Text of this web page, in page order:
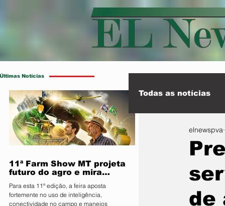
Últimas Notícias
11ª Farm Show MT projeta
futuro do agro e mira
sociedade
Para esta 11ª edição, a feira aposta
fortemente no uso de inteligência,
conectividade no campo e manejos
Todas as notícias
Esporte
de
elnewspva